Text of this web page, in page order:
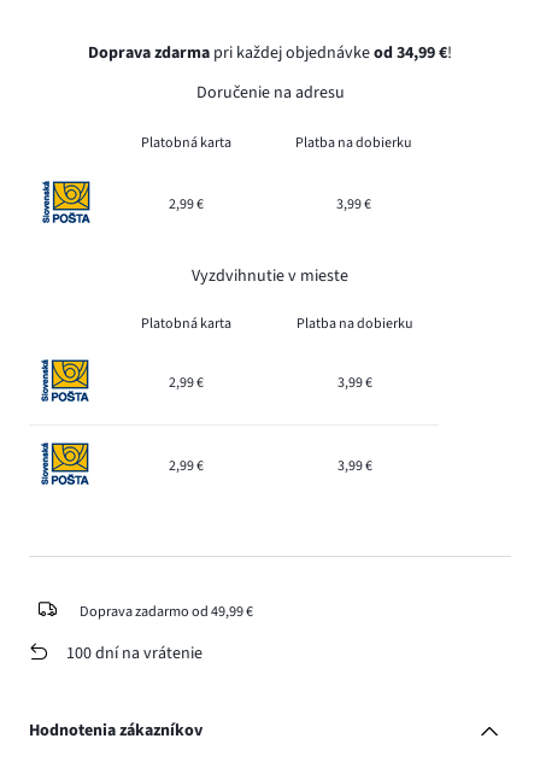
Doprava zdarma pri každej objednávkeod 34,99 €!
Doručenie na adresu
Platobná karta Platba na dobierku
2,99 € 3,99 €
Vyzdvihnutie v mieste
Platobná karta Platba na dobierku
2,99 € 3,99 €
2,99 € 3,99 €
Doprava zadarmo od 49,99 €
100 dní na vrátenie
Hodnotenia zákazníkov